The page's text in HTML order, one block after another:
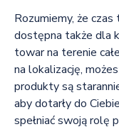
Rozumiemy, że
dostępna także dla
towar na terenie
na lokalizację,
produkty są
aby dotarły do
spełniać swoją rolę